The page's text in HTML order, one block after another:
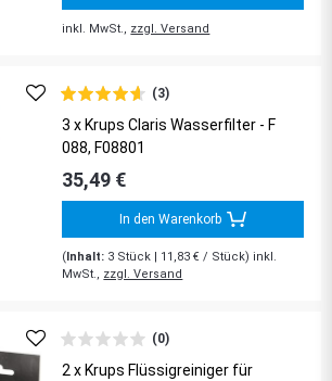
inkl. MwSt., zzgl. Versand
(3)
3 x Krups Claris Wasserfilter - F
088, F08801
35,49 €
In den Warenkorb
(Inhalt: 3 Stück | 11,83 € / Stück) inkl.
MwSt., zzgl. Versand
(0)
2 x Krups Flüssigreiniger für